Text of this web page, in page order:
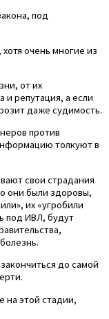
под
очень многие из
от их
и репутация, а если
даже судимость.
против
толкуют в
свои страдания
они были здоровы,
их «угробили
под ИВЛ, будут
до самой
на этой стадии,